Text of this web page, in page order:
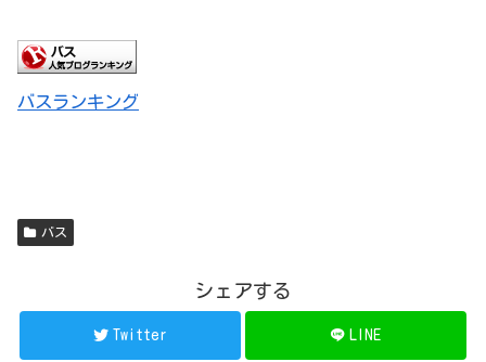
バスランキング
バス
シェアする
Twitter LINE